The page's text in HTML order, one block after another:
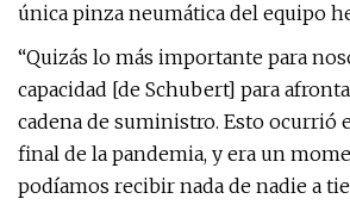
única pinza neumática del equipo
“Quizás lo más importante para
capacidad [de Schubert] para
cadena de suministro. Esto ocurrió
final de la pandemia, y era un
podíamos recibir nada de nadie a